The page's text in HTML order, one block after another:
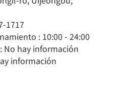
1717
: 10:00 - 24:00
No hay información
información